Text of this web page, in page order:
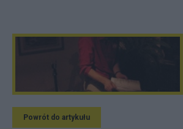
Powrót do artykułu